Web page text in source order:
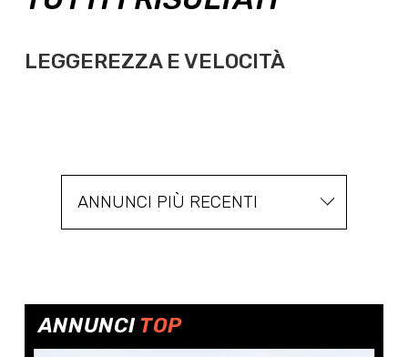
LEGGEREZZA E VELOCITÀ
ANNUNCI PIÙ RECENTI
ANNUNCI TOP